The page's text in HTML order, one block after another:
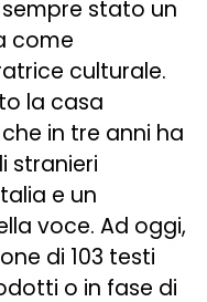
stato un
come
culturale.
la casa
in tre anni ha
stranieri
e un
voce. Ad oggi,
di 103 testi
o in fase di